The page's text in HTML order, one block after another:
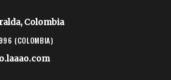
Colombia
(COLOMBIA)